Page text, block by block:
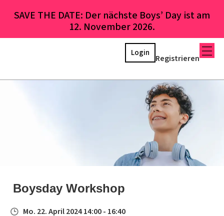
SAVE THE DATE: Der nächste Boys’ Day ist am
12. November 2026.
Registrieren
Login
Boysday Workshop
Mo. 22. April 2024 14:00 - 16:40